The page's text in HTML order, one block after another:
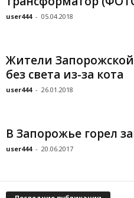
user444 - 05.04.2018
Жители Запорожской
без света из-за кота
user444 - 26.01.2018
В Запорожье горел
user444 - 20.06.2017